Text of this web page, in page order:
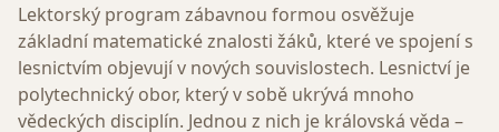
Lektorský program zábavnou formou osvěžuje
základní matematické znalosti žáků, které ve spojení s
lesnictvím objevují v nových souvislostech. Lesnictví je
polytechnický obor, který v sobě ukrývá mnoho
vědeckých disciplín. Jednou z nich je královská věda –